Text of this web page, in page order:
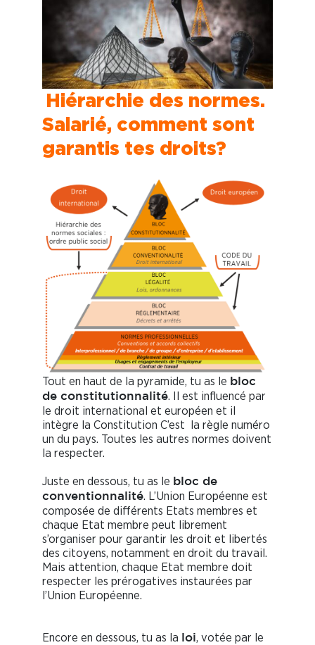
Hiérarchie des normes.
Salarié, comment sont
garantis tes droits?
Tout en haut de la pyramide, tu as le bloc
de constitutionnalité. Il est influencé par
le droit international et européen et il
intègre la Constitution C’est la règle numéro
un du pays. Toutes les autres normes doivent
la respecter.
Juste en dessous, tu as le bloc de
conventionnalité. L’Union Européenne est
composée de différents Etats membres et
chaque Etat membre peut librement
s’organiser pour garantir les droit et libertés
des citoyens, notamment en droit du travail.
Mais attention, chaque Etat membre doit
respecter les prérogatives instaurées par
l’Union Européenne.
Encore en dessous, tu as la loi, votée par le